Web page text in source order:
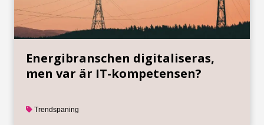
Energibranschen digitaliseras,
men var är IT-kompetensen?
Trendspaning